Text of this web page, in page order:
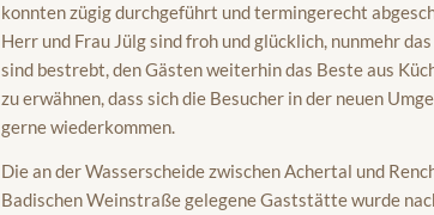
konnten zügig durchgeführt und termingerecht
Herr und Frau Jülg sind froh und glücklich, nunmehr
sind bestrebt, den Gästen weiterhin das Beste aus
zu erwähnen, dass sich die Besucher in der neuen
gerne wiederkommen.
Die an der Wasserscheide zwischen Achertal und
Badischen Weinstraße gelegene Gaststätte wurde